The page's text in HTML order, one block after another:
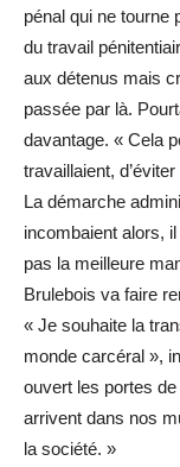
pénal qui ne tourne
du travail
aux détenus mais
passée par là.
davantage. « Cela
travaillaient,
La démarche
incombaient alors,
pas la meilleure
Brulebois va faire
« Je souhaite la
monde carcéral »,
ouvert les portes
arrivent dans nos
la société. »